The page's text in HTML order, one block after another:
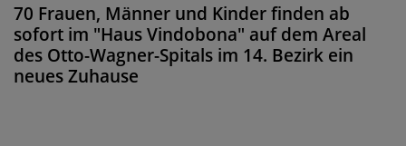
70 Frauen, Männer und Kinder finden ab
sofort im "Haus Vindobona" auf dem Areal
des Otto-Wagner-Spitals im 14. Bezirk ein
neues Zuhause